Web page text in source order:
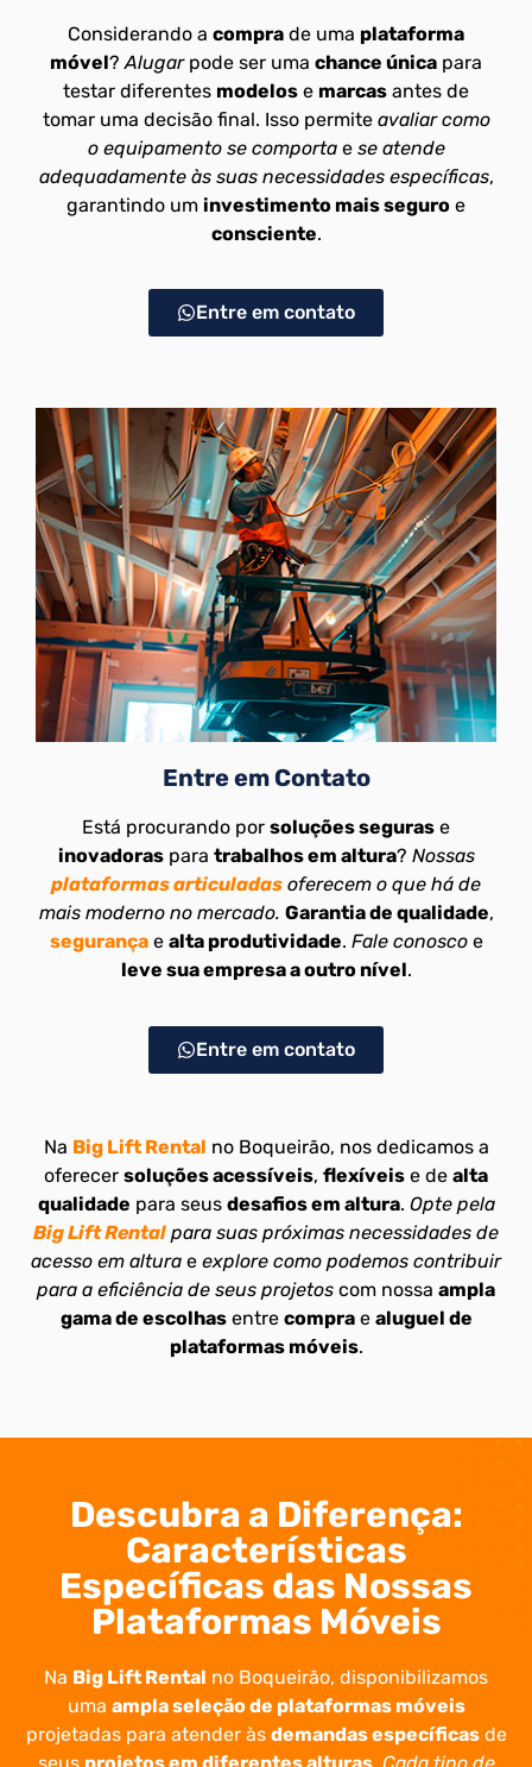
Considerando a compra de uma plataforma
móvel? Alugarpode ser uma chance única para
testar diferentes modelos e marcas antes de
tomar uma decisão final. Isso permite avaliar como
o equipamento se comportae se atende
adequadamente às suas necessidades específicas,
garantindo um investimento mais seguro e
consciente.
Entre em contato
Entre em Contato
Está procurando por soluções seguras e
inovadoraspara trabalhos em altura? Nossas
plataformas articuladas oferecem o que há de
mais moderno no mercado. Garantia de qualidade,
segurança e alta produtividade. Fale conoscoe
leve sua empresa a outro nível.
Entre em contato
Na Big Lift Rental no Boqueirão, nos dedicamos a
oferecer soluções acessíveis, flexíveis e de alta
qualidade para seus desafios em altura. Opte pela
Big Lift Rental para suas próximas necessidades de
acesso em altura e explore como podemos contribuir
para a eficiência de seus projetos com nossa ampla
gama de escolhasentre comprae aluguel de
plataformas móveis.
Descubra a Diferença:
Características
Específicas das Nossas
Plataformas Móveis
Na Big Lift Rental no Boqueirão, disponibilizamos
uma ampla seleção de plataformas móveis
projetadas para atender às demandas específicasde